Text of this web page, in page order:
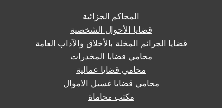
المحاكم الجزائية
قضايا الأحوال الشخصية
قضايا الجرائم المخلة بالأخلاق والآداب العامة
محامي قضايا المخدرات
محامي قضايا عمالية
محامي قضايا غسيل الاموال
مكتب محاماة